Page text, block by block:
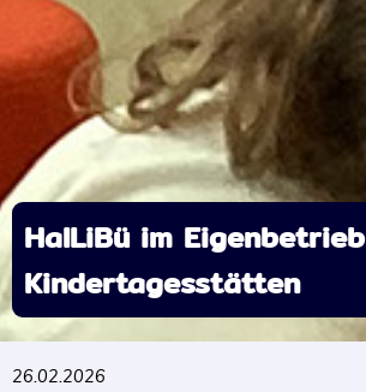
HalLiBü im Eigenbetrieb
Kindertagesstätten
26.02.2026